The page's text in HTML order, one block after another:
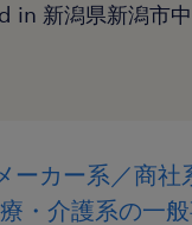
in 新潟県新潟市
ーカー系／商社
・介護系の一